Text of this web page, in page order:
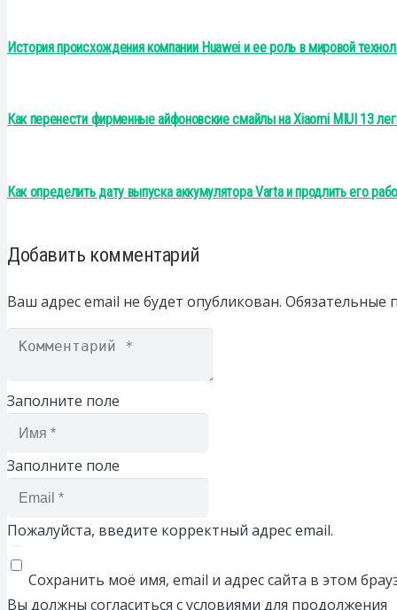
История происхождения компании Huawei и ее роль в мировой
Как перенести фирменные айфоновские смайлы на Xiaomi MIUI 13
Как определить дату выпуска аккумулятора Varta и продлить его
Добавить комментарий
Ваш адрес email не будет опубликован. Обязательные
Заполните поле
Заполните поле
Пожалуйста, введите корректный адрес email.
Сохранить моё имя, email и адрес сайта в этом
Вы должны согласиться с условиями для продолжения